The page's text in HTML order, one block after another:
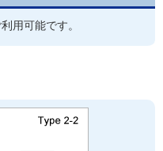
用可能です。